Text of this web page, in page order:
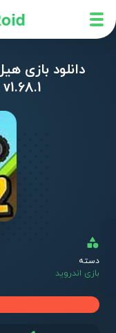
دسته
بازی اندروید